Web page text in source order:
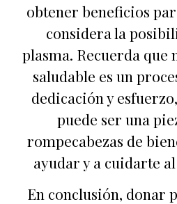
obtener beneficios
considera la
plasma. Recuerda que
saludable es un
dedicación y
puede ser una
rompecabezas de
ayudar y a cuidarte
En conclusión, donar